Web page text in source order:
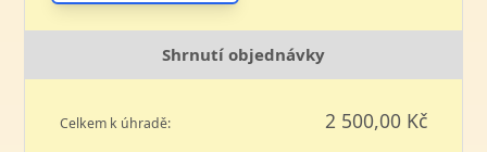
Shrnutí objednávky
Celkem k úhradě: 2 500,00 Kč